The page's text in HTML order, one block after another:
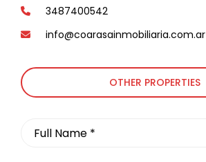
3487400542
info@coarasainmobiliaria.com.ar
OTHER PROPERTIES